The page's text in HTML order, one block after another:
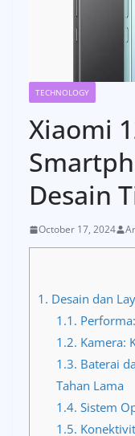
TECHNOLOGY
Xiaomi
Desain
October 17, 2024
1. Desain dan
1.1.
1.2. Kamera:
1.3. Baterai
Tahan Lama
1.4. Sistem
1.5.